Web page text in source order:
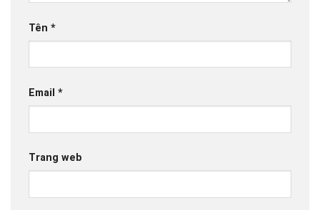
Tên *
Email *
Trang web